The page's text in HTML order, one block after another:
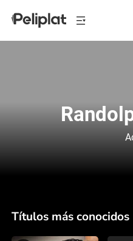
Títulos más conocidos